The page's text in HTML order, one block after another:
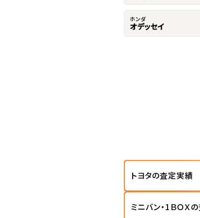
ホンダ
オデッセイ
トヨタの査定実績
ミニバン・1ＢＯＸ